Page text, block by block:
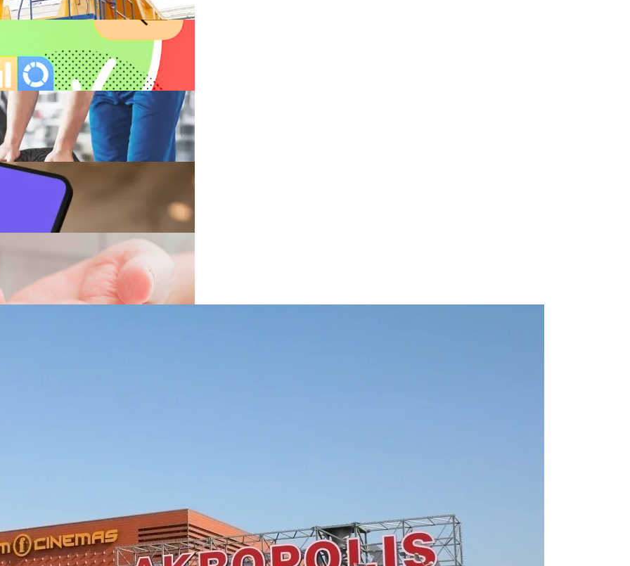
Пообещал «подставить Плечо»
В Разработчика Fortnite $1,5 Млрд
Сбережения
Жизнью, И Не Выгореть
Изучил, Как Белорусы Применяют Групповые Чаты
Животных И Человека